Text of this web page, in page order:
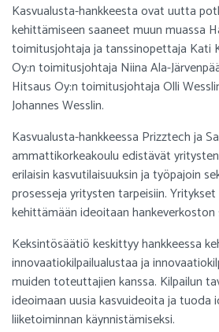
Kasvualusta-hankkeesta ovat uutta
kehittämiseen saaneet muun muassa
toimitusjohtaja ja tanssinopettaja Kati
Oy:n toimitusjohtaja Niina Ala-
Hitsaus Oy:n toimitusjohtaja Olli
Johannes Wesslin.
Kasvualusta-hankkeessa Prizztech ja
ammattikorkeakoulu edistävät
erilaisin kasvutilaisuuksin ja työpajoin
prosesseja yritysten tarpeisiin.
kehittämään ideoitaan hankeverkoston
Keksintösäätiö keskittyy hankkeessa
innovaatiokilpailualustaa ja
muiden toteuttajien kanssa. Kilpailun
ideoimaan uusia kasvuideoita ja tuoda
liiketoiminnan käynnistämiseksi.